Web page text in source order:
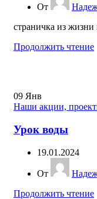
От
страничка из жизни
Продолжить чтение
09 Янв
Наши акции,
Урок воды
19.01.2024
От
Продолжить чтение